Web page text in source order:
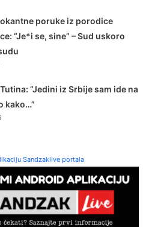
poruke iz porodice
“Je*i se, sine” – Sud uskoro
”Jedini iz Srbije sam ide na
kako…”
Sandzaklive portala